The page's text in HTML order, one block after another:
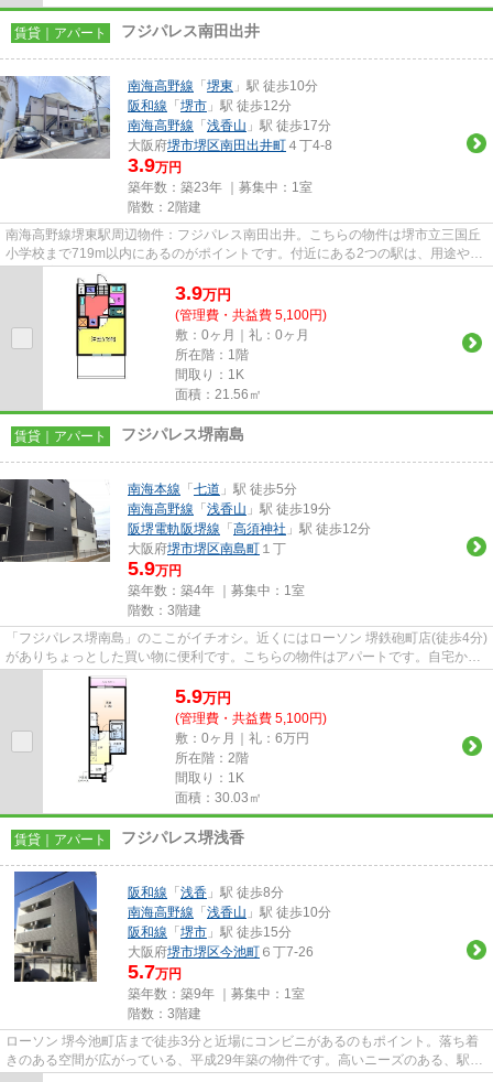
賃貸｜アパート フジパレス南田出井
南海高野線 「 堺東 」駅 徒歩10分
阪和線 「 堺市 」駅 徒歩12分
南海高野線 「 浅香山 」駅 徒歩17分
大阪府堺市堺区南田出井町 ４丁4-8
3.9万円
築年数：築23年 ｜募集中： 1室
階数：2階建
南海高野線堺東駅周辺物件：フジパレス南田出井。こちらの物件は堺市立三国丘
小学校まで719m以内にあるのがポイントです。付近にある2つの駅は、用途や行
き先に応じて使い分けることが...
3.9万円
(管理費・共益費 5,100円)
敷：0ヶ月｜礼：0ヶ月
所在階：1階
間取り：1K
面積：21.56㎡
賃貸｜アパート フジパレス堺南島
南海本線 「 七道 」駅 徒歩5分
南海高野線 「 浅香山 」駅 徒歩19分
阪堺電軌阪堺線 「 高須神社 」駅 徒歩12分
大阪府堺市堺区南島町 １丁
5.9万円
築年数：築4年 ｜募集中： 1室
階数：3階建
「フジパレス堺南島」のここがイチオシ。近くにはローソン 堺鉄砲町店(徒歩4分)
がありちょっとした買い物に便利です。こちらの物件はアパートです。自宅から
2駅利用できる、利便性の高...
5.9万円
(管理費・共益費 5,100円)
敷：0ヶ月｜礼：6万円
所在階：2階
間取り：1K
面積：30.03㎡
賃貸｜アパート フジパレス堺浅香
阪和線 「 浅香 」駅 徒歩8分
南海高野線 「 浅香山 」駅 徒歩10分
阪和線 「 堺市 」駅 徒歩15分
大阪府堺市堺区今池町 ６丁7-26
5.7万円
築年数：築9年 ｜募集中： 1室
階数：3階建
ローソン 堺今池町店まで徒歩3分と近場にコンビニがあるのもポイント。落ち着
きのある空間が広がっている、平成29年築の物件です。高いニーズのある、駅徒